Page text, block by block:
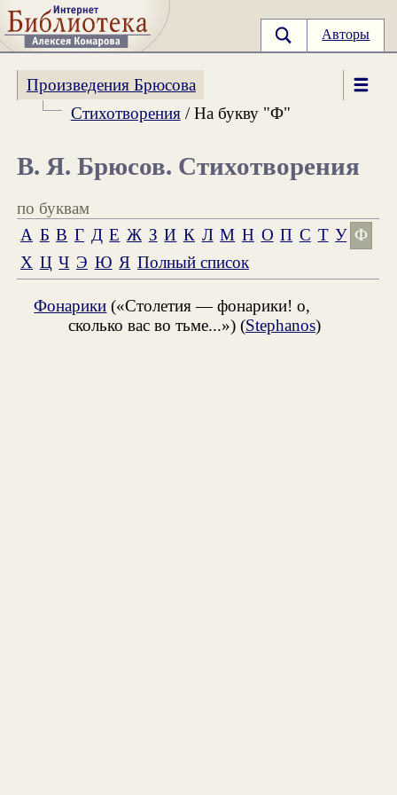
Авторы
Произведения Брюсова
Стихотворения/ На букву "Ф"
В. Я. Брюсов. Стихотворения
по буквам
А Б В Г Д Е Ж З И К Л М Н О П С Т У Ф
Х Ц Ч Э Ю Я Полный список
Фонарики («Столетия — фонарики! о,
сколько вас во тьме...») (Stephanos)